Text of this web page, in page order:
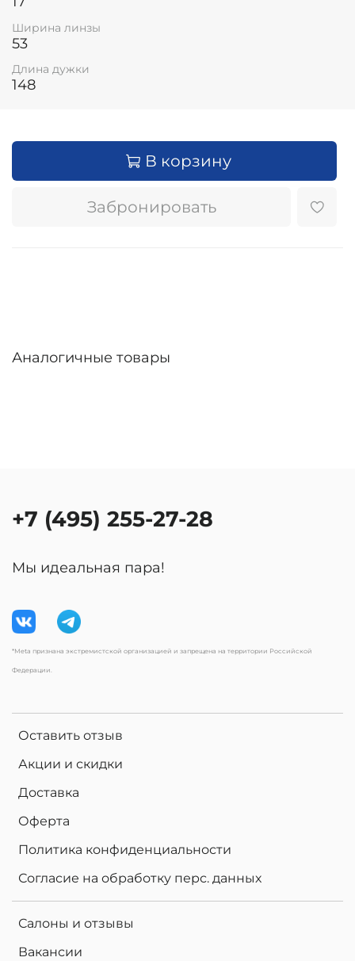
Ширина линзы
53
Длина дужки
148
В корзину
Забронировать
Аналогичные товары
Оставить отзыв
Акции и скидки
Доставка
Оферта
Политика конфиденциальности
Согласие на обработку перс. данных
Салоны и отзывы
Вакансии
+7 (495) 255-27-28
Мы идеальная пара!
*Meta признана экстремистской организацией и запрещена на территории Российской
Федерации.